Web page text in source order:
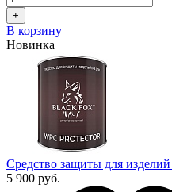
+
В корзину
Новинка
Средство защиты для
5 900 руб.